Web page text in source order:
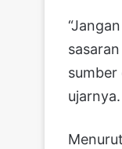
sumber
ujarnya.